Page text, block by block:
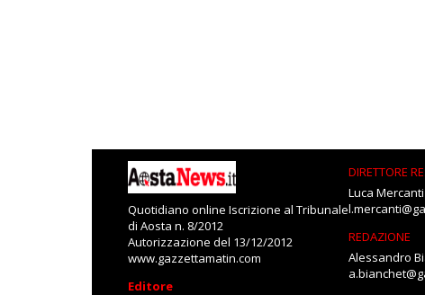
Quotidiano online Iscrizione al Tribunale
di Aosta n. 8/2012
Autorizzazione del 13/12/2012
www.gazzettamatin.com
Editore
DIRETTORE
Luca Mercanti
REDAZIONE
Alessandro